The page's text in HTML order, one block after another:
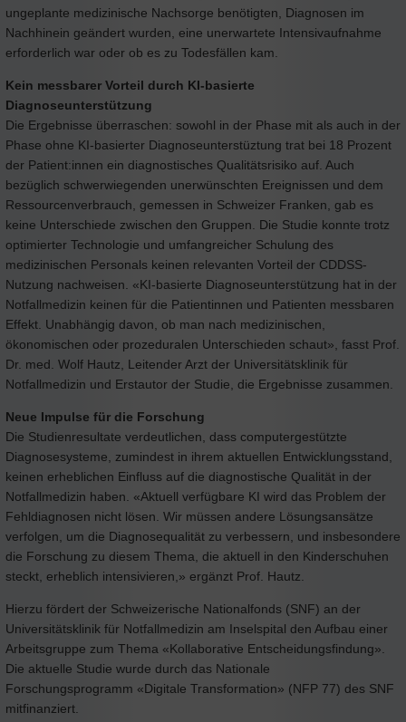
ungeplante medizinische Nachsorge benötigten, Diagnosen im
Nachhinein geändert wurden, eine unerwartete Intensivaufnahme
erforderlich war oder ob es zu Todesfällen kam.
Kein messbarer Vorteil durch KI-basierte
Diagnoseunterstützung
Die Ergebnisse überraschen: sowohl in der Phase mit als auch in der
Phase ohne KI-basierter Diagnoseunterstüztung trat bei 18 Prozent
der Patient:innen ein diagnostisches Qualitätsrisiko auf. Auch
bezüglich schwerwiegenden unerwünschten Ereignissen und dem
Ressourcenverbrauch, gemessen in Schweizer Franken, gab es
keine Unterschiede zwischen den Gruppen. Die Studie konnte trotz
optimierter Technologie und umfangreicher Schulung des
medizinischen Personals keinen relevanten Vorteil der CDDSS-
Nutzung nachweisen. «KI-basierte Diagnoseunterstützung hat in der
Notfallmedizin keinen für die Patientinnen und Patienten messbaren
Effekt. Unabhängig davon, ob man nach medizinischen,
ökonomischen oder prozeduralen Unterschieden schaut», fasst Prof.
Dr. med. Wolf Hautz, Leitender Arzt der Universitätsklinik für
Notfallmedizin und Erstautor der Studie, die Ergebnisse zusammen.
Neue Impulse für die Forschung
Die Studienresultate verdeutlichen, dass computergestützte
Diagnosesysteme, zumindest in ihrem aktuellen Entwicklungsstand,
keinen erheblichen Einfluss auf die diagnostische Qualität in der
Notfallmedizin haben. «Aktuell verfügbare KI wird das Problem der
Fehldiagnosen nicht lösen. Wir müssen andere Lösungsansätze
verfolgen, um die Diagnosequalität zu verbessern, und insbesondere
die Forschung zu diesem Thema, die aktuell in den Kinderschuhen
steckt, erheblich intensivieren,» ergänzt Prof. Hautz.
Hierzu fördert der Schweizerische Nationalfonds (SNF) an der
Universitätsklinik für Notfallmedizin am Inselspital den Aufbau einer
Arbeitsgruppe zum Thema «Kollaborative Entscheidungsfindung».
Die aktuelle Studie wurde durch das Nationale
Forschungsprogramm «Digitale Transformation» (NFP 77) des SNF
mitfinanziert.